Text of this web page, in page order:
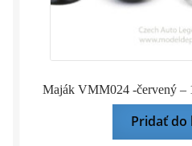
Maják VMM024 -červený –
Pridať do